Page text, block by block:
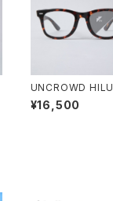
UNCROWD
hotochromic
¥16,500